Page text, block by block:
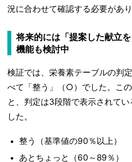
況に合わせて確認する必要があり
将来的には「提案した献立
機能も検討中
検証では、栄養素テーブルの判
べて「整う」（○）でした。こ
と、判定は3段階で表示されてい
した。
整う（基準値の90％以上）
あとちょっと（60～89％）